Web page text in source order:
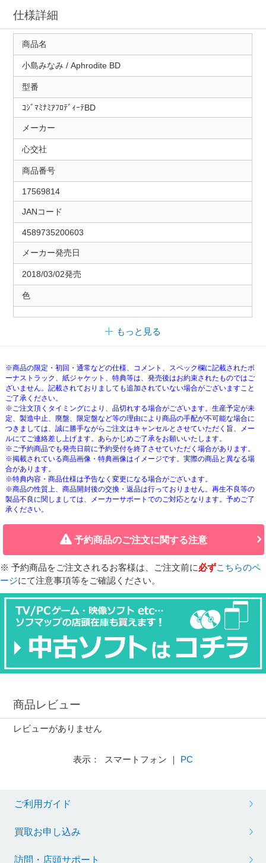
仕様詳細
商品名
小島みなみ / Aphrodite BD
型番
ｺｼﾞﾏﾐﾅﾐｱﾌﾛﾃﾞｨｰﾃBD
メーカー
心交社
商品番号
17569814
JANコード
4589735200603
メーカー発売日
2018/03/02発売
色
もっと見る
※商品の限定・初回・通常などの仕様、コメント、スペック欄に記載されたボ
ーナストラック、紙ジャケット、特典等は、発売後はお約束されたものではご
ざいません。記載されておりましても追加されていない場合がございますこと
ご了承ください。
※ご注文頂くタイミングにより、品切れする場合がございます。生産予定が未
定、製造中止、廃盤、限定盤など等の理由により商品の手配が不可能な場合に
つきましては、誠に勝手ながらご注文はキャンセルとさせていただく旨、メー
ルにてご連絡差し上げます。あらかじめご了承をお願いいたします。
※ご予約商品でも発売日前に予約受付を終了させていただく場合があります。
※掲載されている商品画像・特典画像はイメージです。実際の商品と異なる場
合があります。
※特典内容・商品仕様は予告なく変更になる場合がございます。
※商品の性質上、商品開封後の交換・返品は行っておりません。再生不良等の
製品不良に関しましては、メーカーサポートでのご対応となります。予めご了
承ください。
予約商品のご注文に関する注意
※ 予約商品をご注文されるお客様は、ご注文前に必ずこちらのペ
ージにて注意事項等をご確認ください。
商品レビュー
レビューがありません
表示： スマートフォン ｜ PC
ご利用ガイド
買取お申し込み
訪問・店頭サポート